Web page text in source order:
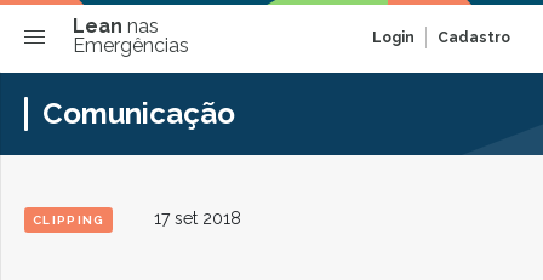
Lean nas
Emergências
Login Cadastro
Comunicação
CLIPPING 17 set 2018